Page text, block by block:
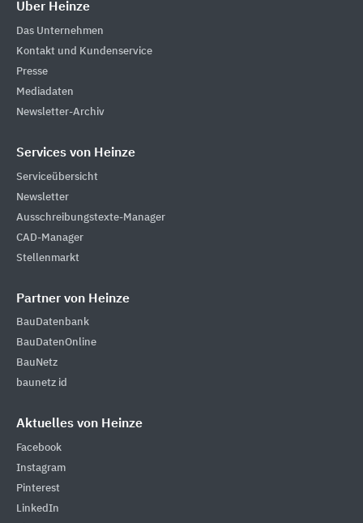
Über Heinze
Das Unternehmen
Kontakt und Kundenservice
Presse
Mediadaten
Newsletter-Archiv
Services von Heinze
Serviceübersicht
Newsletter
Ausschreibungstexte-Manager
CAD-Manager
Stellenmarkt
Partner von Heinze
BauDatenbank
BauDatenOnline
BauNetz
baunetz id
Aktuelles von Heinze
Facebook
Instagram
Pinterest
LinkedIn